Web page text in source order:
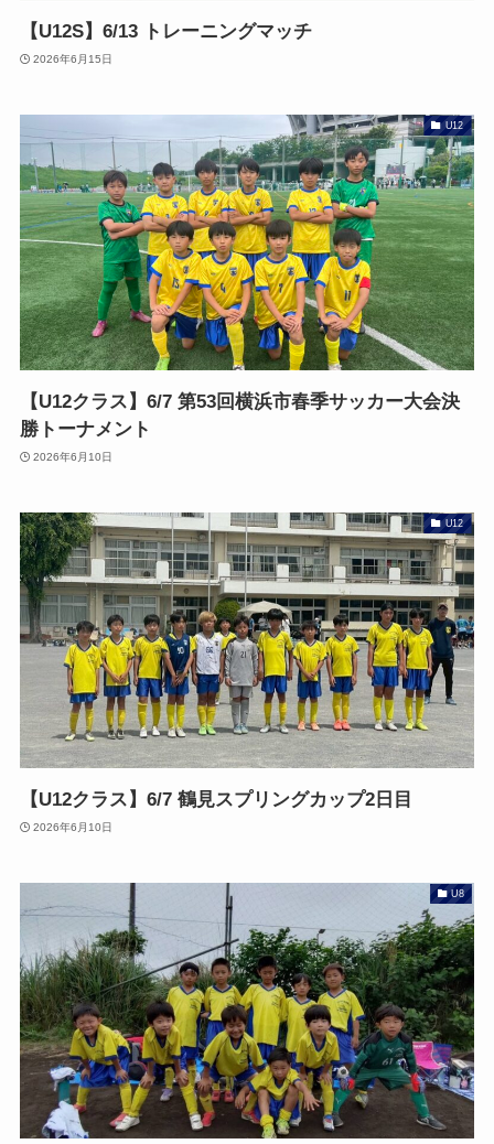
【U12S】6/13 トレーニングマッチ
2026年6月15日
U12
【U12クラス】6/7 第53回横浜市春季サッカー大会決
勝トーナメント
2026年6月10日
U12
【U12クラス】6/7 鶴見スプリングカップ2日目
2026年6月10日
U8